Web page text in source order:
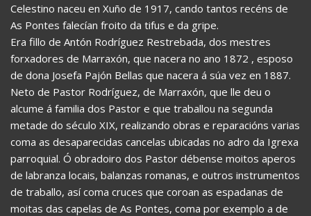
Celestino naceu en Xuño de 1917, cando tantos recéns de
As Pontes falecían froito da tifus e da gripe.
Era fillo de Antón Rodríguez Restrebada, dos mestres
forxadores de Marraxón, que nacera no ano 1872 , esposo
de dona Josefa Pajón Bellas que nacera á súa vez en 1887.
Neto de Pastor Rodríguez, de Marraxón, que lle deu o
alcume á familia dos Pastor e que traballou na segunda
metade do século XIX, realizando obras e reparacións varias
coma as desaparecidas cancelas ubicadas no adro da Igrexa
parroquial. Ó obradoiro dos Pastor débense moitos aperos
de labranza locais, balanzas romanas, e outros instrumentos
de traballo, así coma cruces que coroan as espadanas de
moitas das capelas de As Pontes, coma por exemplo a de